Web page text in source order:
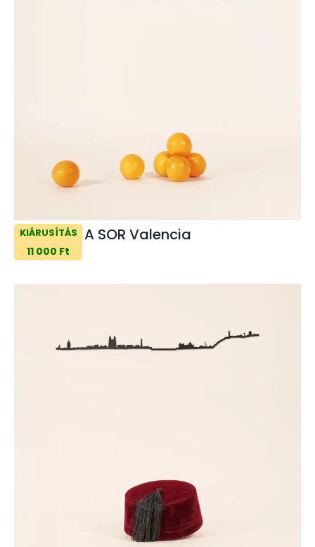
KIÁRUSÍTÁS
11 000 Ft
A SOR Valencia